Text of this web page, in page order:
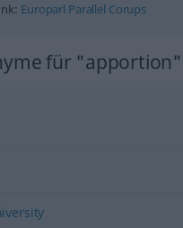
Europarl Parallel Corups
für "apportion"